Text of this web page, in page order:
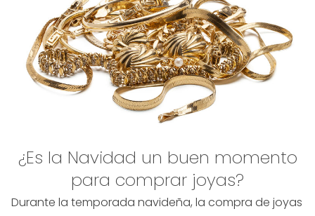
¿Es la Navidad un buen momento
para comprar joyas?
Durante la temporada navideña, la compra de joyas